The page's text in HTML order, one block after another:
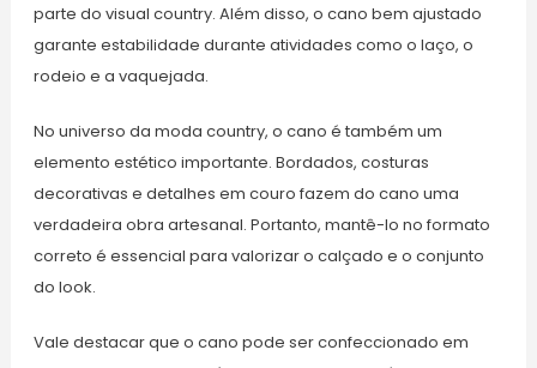
parte do visual country. Além disso, o cano bem ajustado
garante estabilidade durante atividades como o laço, o
rodeio e a vaquejada.
No universo da moda country, o cano é também um
elemento estético importante. Bordados, costuras
decorativas e detalhes em couro fazem do cano uma
verdadeira obra artesanal. Portanto, mantê-lo no formato
correto é essencial para valorizar o calçado e o conjunto
do look.
Vale destacar que o cano pode ser confeccionado em